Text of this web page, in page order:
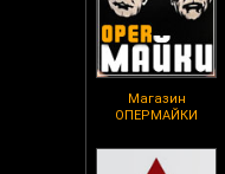
Магазин
ОПЕРМАЙКИ